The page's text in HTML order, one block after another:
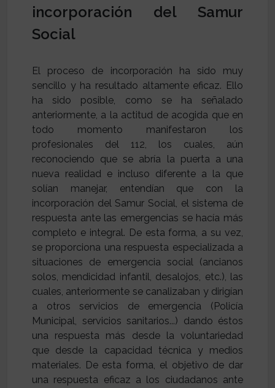
incorporación del Samur
Social
El proceso de incorporación ha sido muy
sencillo y ha resultado altamente eficaz. Ello
ha sido posible, como se ha señalado
anteriormente, a la actitud de acogida que en
todo momento manifestaron los
profesionales del 112, los cuales, aún
reconociendo que se abría la puerta a una
nueva realidad e incluso diferente a la que
solían manejar, entendían que con la
incorporación del Samur Social, el sistema de
respuesta ante las emergencias se hacía más
completo e integral. De esta forma, a su vez,
se proporciona una respuesta especializada a
situaciones de emergencia social (ancianos
solos, mendicidad infantil, desalojos, etc.), las
cuales, anteriormente se canalizaban y dirigían
a otros servicios de emergencia (Policía
Municipal, servicios sanitarios...) dando éstos
una respuesta más desde la voluntariedad
que desde la capacidad técnica y medios
materiales. De esta forma, el objetivo de dar
una respuesta eficaz a los ciudadanos ante